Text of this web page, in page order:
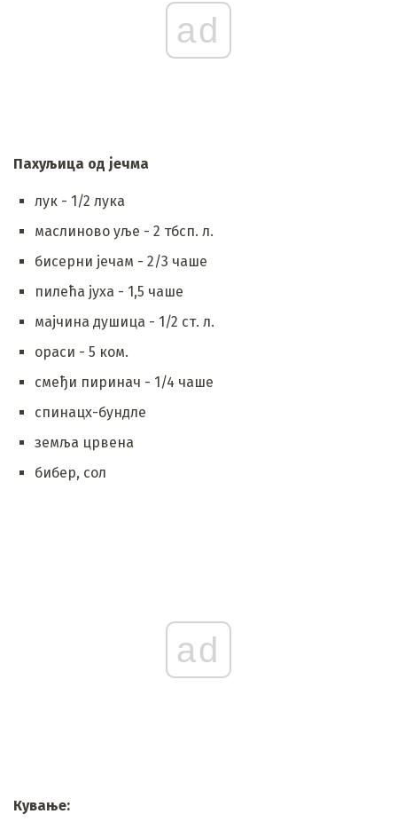
ad
Пахуљица од јечма
лук - 1/2 лука
маслиново уље - 2 тбсп. л.
бисерни јечам - 2/3 чаше
пилећа јуха - 1,5 чаше
мајчина душица - 1/2 ст. л.
ораси - 5 ком.
смеђи пиринач - 1/4 чаше
спинацх-бундле
земља црвена
бибер, сол
ad
Кување: